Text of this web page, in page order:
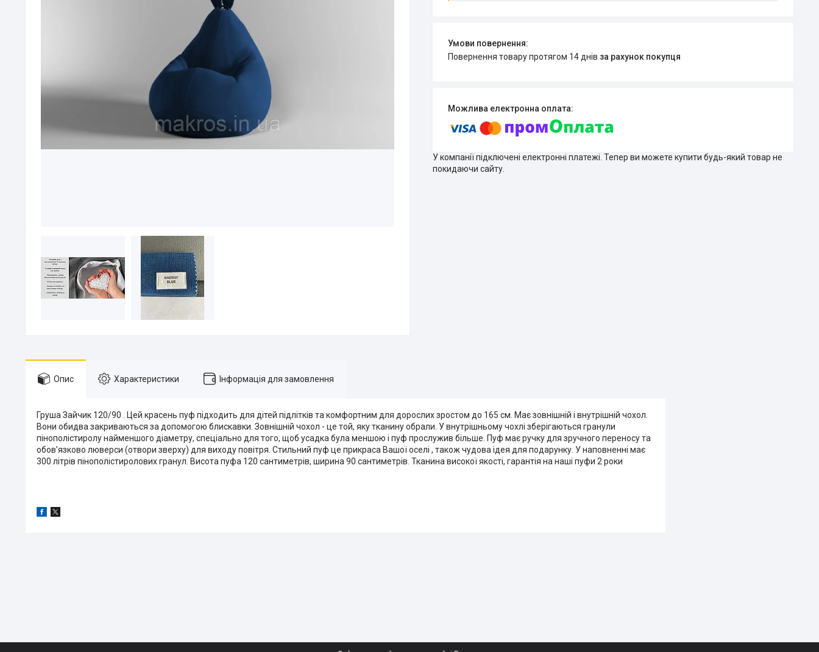
повернення товару протягом 14 днів за рахунок покупця
У компанії підключені електронні платежі. Тепер ви можете купити будь-який товар не
покидаючи сайту.
Опис Характеристики Інформація для замовлення
Груша Зайчик 120/90 . Цей красень пуф підходить для дітей підлітків та комфортним для дорослих зростом до 165 см. Має зовнішній і внутрішній чохол.
Вони обидва закриваються за допомогою блискавки. Зовнішній чохол - це той, яку тканину обрали. У внутрішньому чохлі зберігаються гранули
пінополістиролу найменшого діаметру, спеціально для того, щоб усадка була меншою і пуф прослужив більше. Пуф має ручку для зручного переносу та
обов’язково люверси (отвори зверху) для виходу повітря. Стильний пуф це прикраса Вашої оселі , також чудова ідея для подарунку. У наповненні має
300 літрів пінополістиролових гранул. Висота пуфа 120 сантиметрів, ширина 90 сантиметрів. Тканина високої якості, гарантія на наші пуфи 2 роки